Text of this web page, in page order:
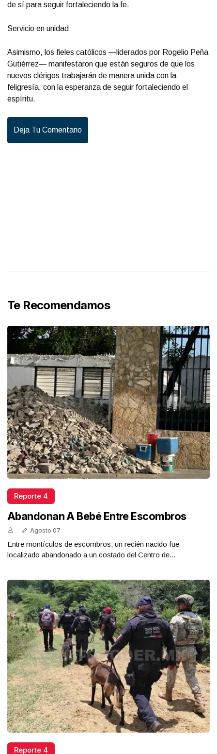
de sí para seguir fortaleciendo la fe.
Servicio en unidad
Asimismo, los fieles católicos —liderados por Rogelio Peña
Gutiérrez— manifestaron que están seguros de que los
nuevos clérigos trabajarán de manera unida con la
feligresía, con la esperanza de seguir fortaleciendo el
espíritu.
Deja Tu Comentario
Te Recomendamos
Reporte 4
Abandonan A Bebé Entre Escombros
Agosto 07
Entre montículos de escombros, un recién nacido fue
localizado abandonado a un costado del Centro de...
Reporte 4